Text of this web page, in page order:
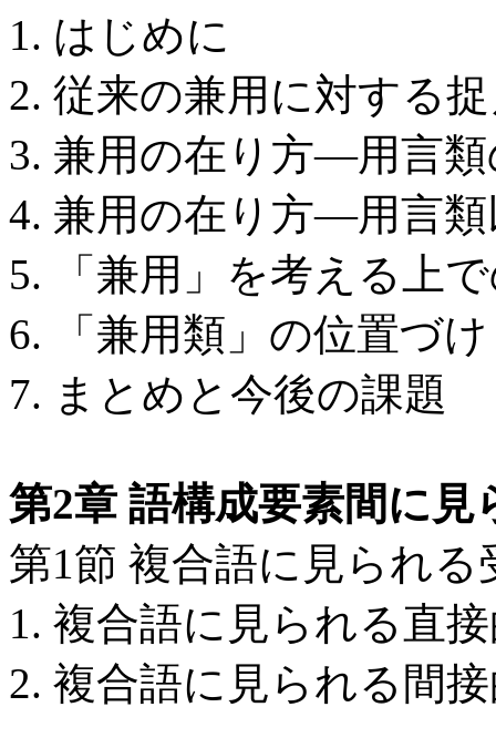
1. はじめに
2. 従来の兼用に対する
3. 兼用の在り方―用言
4. 兼用の在り方―用言類
5. 「兼用」を考える上
6. 「兼用類」の位置づけ
7. まとめと今後の課題
第2章 語構成要素間に
第1節 複合語に見られる
1. 複合語に見られる直
2. 複合語に見られる間